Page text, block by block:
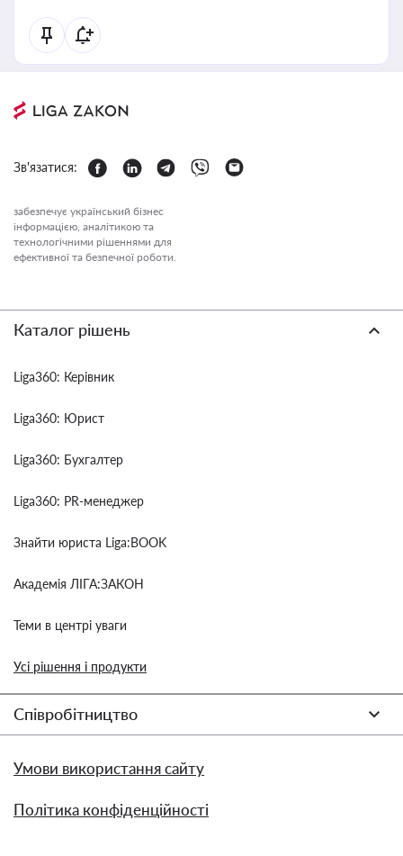
Зв'язатися:
забезпечує український бізнес
інформацією, аналітикою та
технологічними рішеннями для
ефективної та безпечної роботи.
Каталог рішень
Liga360: Керівник
Liga360: Юрист
Liga360: Бухгалтер
Liga360: PR-менеджер
Знайти юриста Liga:BOOK
Академія ЛІГА:ЗАКОН
Теми в центрі уваги
Усі рішення і продукти
Співробітництво
Умови використання сайту
Політика конфіденційності